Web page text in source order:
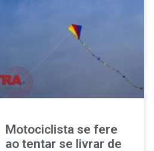
Motociclista se fere
ao tentar se livrar de